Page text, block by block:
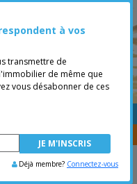
avecCENTRIS
à vos
transmettre de
de même que
vous désabonner de ces
Déjà membre? Connectez-vous